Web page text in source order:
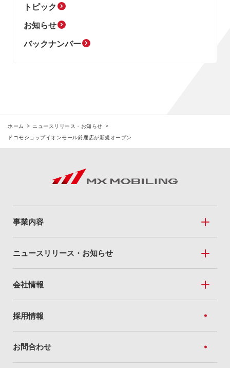
トピック
お知らせ
バックナンバー
ホーム
ニュースリリース・お知らせ
ドコモショップイオンモール鈴鹿店が新規オープン
事業内容
事業内容トップ
Mobile Sales
私たちのドコモショップ
For Business
法人向けソリューション
ニュースリリース・お知らせ
ニュースリリース・お知らせトップ
ニュースリリース
トピック
お知らせ
会社情報
会社情報トップ
経営方針
企業理念
採用情報
お問合わせ